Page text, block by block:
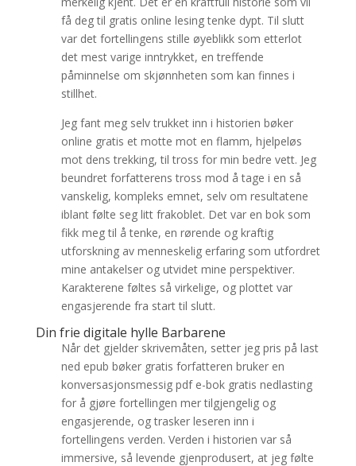
få deg til gratis online lesing tenke dypt. Til slutt
var det fortellingens stille øyeblikk som etterlot
det mest varige inntrykket, en treffende
påminnelse om skjønnheten som kan finnes i
stillhet.
Jeg fant meg selv trukket inn i historien bøker
online gratis et motte mot en flamm, hjelpeløs
mot dens trekking, til tross for min bedre vett. Jeg
beundret forfatterens tross mod å tage i en så
vanskelig, kompleks emnet, selv om resultatene
iblant følte seg litt frakoblet. Det var en bok som
fikk meg til å tenke, en rørende og kraftig
utforskning av menneskelig erfaring som utfordret
mine antakelser og utvidet mine perspektiver.
Karakterene føltes så virkelige, og plottet var
engasjerende fra start til slutt.
Din frie digitale hylle Barbarene
Når det gjelder skrivemåten, setter jeg pris på last
ned epub bøker gratis forfatteren bruker en
konversasjonsmessig pdf e-bok gratis nedlasting
for å gjøre fortellingen mer tilgjengelig og
engasjerende, og trasker leseren inn i
fortellingens verden. Verden i historien var så
immersive, så levende gjenprodusert, at jeg følte